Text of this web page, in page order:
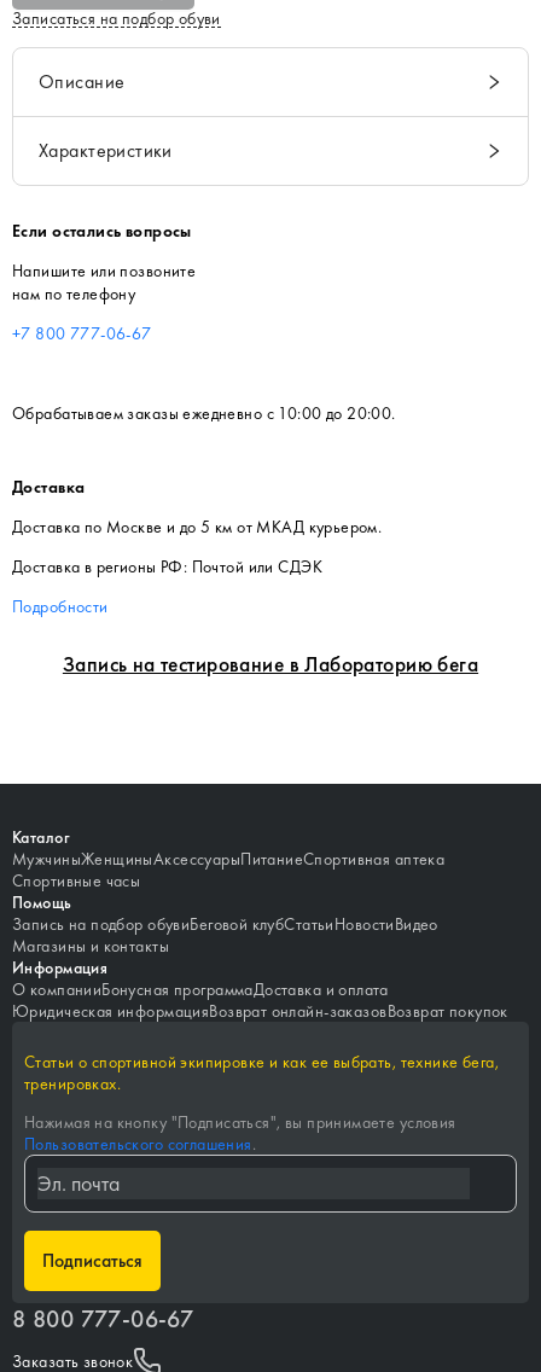
Запись на тестирование в Лабораторию бега
Записаться на подбор обуви
Описание
Характеристики
Если остались вопросы
Напишите или позвоните
нам по телефону
+7 800 777-06-67
Обрабатываем заказы ежедневно с 10:00 до 20:00.
Доставка
Доставка по Москве и до 5 км от МКАД курьером.
Доставка в регионы РФ: Почтой или СДЭК
Подробности
Каталог
МужчиныЖенщиныАксессуарыПитаниеСпортивная аптека
Спортивные часы
Помощь
Запись на подбор обувиБеговой клубСтатьиНовостиВидео
Магазины и контакты
Информация
О компанииБонусная программаДоставка и оплата
Юридическая информацияВозврат онлайн-заказовВозврат покупок
Статьи о спортивной экипировке и как ее выбрать, технике бега,
тренировках.
Нажимая на кнопку "Подписаться", вы принимаете условия
Пользовательского соглашения.
Подписаться
8 800 777-06-67
Заказать звонок